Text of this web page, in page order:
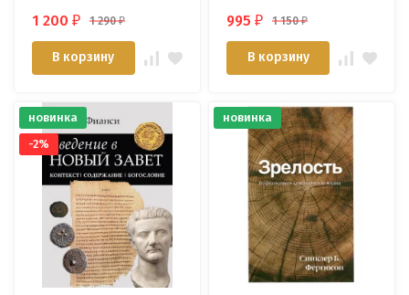
1 200₽ 1 290₽
В корзину
Джон Мак-Артур
995₽ 1 150₽
В корзину
новинка
-2%
новинка